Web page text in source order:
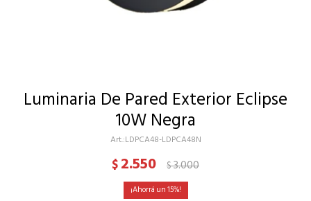
Luminaria De Pared Exterior Eclipse
10W Negra
LDPCA48-LDPCA48N
$2.550 $3.000
15